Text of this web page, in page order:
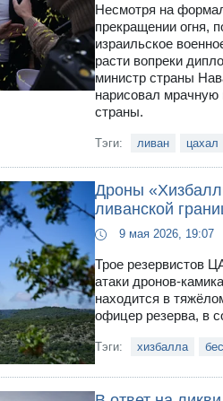
Несмотря на
прекращении огня,
израильское
расти вопреки
министр страны
нарисовал мрачную
страны.
Тэги: ливан цахал
Дроны
ливанской
9 мая 2026, 19:07
Трое резервистов
атаки дронов-
находится в
офицер резерва, в
Тэги: хизбалла